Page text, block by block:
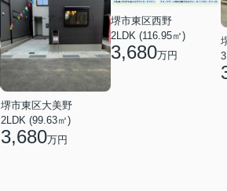
堺市東区大美野
2LDK (99.63㎡)
3,680万円
堺市東区西野
2LDK (116.95㎡)
3,680万円